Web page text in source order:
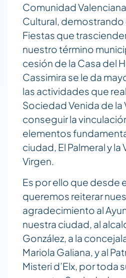
Comunidad
Cultural, demostrando
Fiestas que
nuestro término
cesión de la Casa del
Cassimira se le da
las actividades que
Sociedad Venida de la
conseguir la
elementos
ciudad, El Palmeral y la
Virgen.
Es por ello que desde
queremos reiterar
agradecimiento al
nuestra ciudad, al
González, a la
Mariola Galiana, y al
Misteri d’Elx, por toda